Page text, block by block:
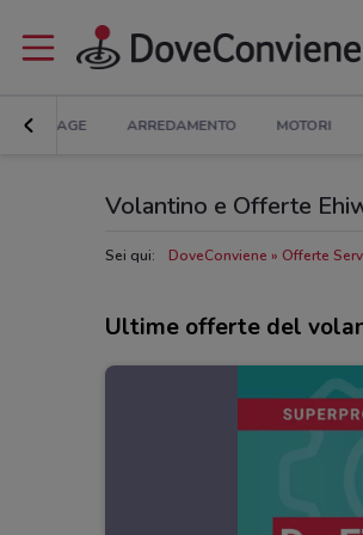
BRICOLAGE ARREDAMENTO MOTORI
Volantino e Offerte
Sei qui: DoveConviene Offerte
Ultime offerte del